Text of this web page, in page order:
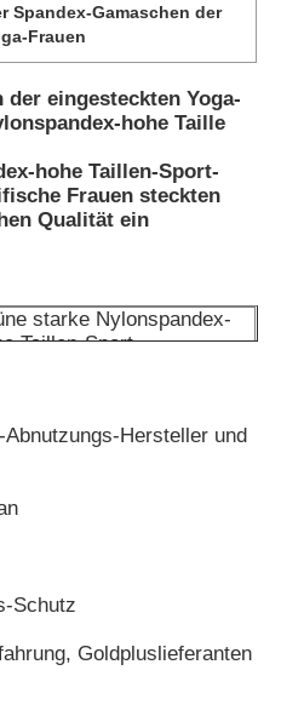
Spandex-Gamaschen der
Frauen
der eingesteckten Yoga-
hohe Taille
hohe Taillen-Sport-
Frauen steckten
Qualität ein
starke Nylonspandex-
Taillen-Sport-
Qualität ein
Nylon + 13% Spandex:
Polyester + 13%
Polyester + 25%
Hersteller und
Schutz
Goldpluslieferanten